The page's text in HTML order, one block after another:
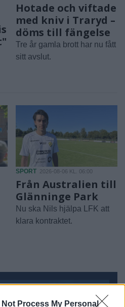
Not Process My Personal
Hotade och viftade
med kniv i Traryd –
döms till fängelse
Tre år gamla brott har nu fått
sitt avslut.
SPORT 2026-08-06 KL. 06:00
Från Australien till
Glänninge Park
Nu ska Nils hjälpa LFK att
klara kontraktet.